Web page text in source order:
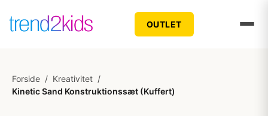
OUTLET
Forside / Kreativitet /
Kinetic Sand Konstruktionssæt (Kuffert)